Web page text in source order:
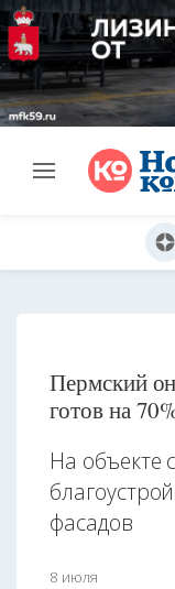
Пермский
готов на
На объекте
фасадов
8 июля